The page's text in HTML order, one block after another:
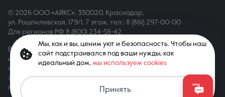
Связаться с агентом
© 2026 ООО «АЯКС», 350020, Краснодар,
ул. Рашпилевская, 179/1, 7 этаж, тел.: 8 (861) 297-00-00
Для регионов РФ 8 (800) 234-58-42
Вся информация, опубликованная на сайте, носит только
информационный характер и не является публичной офертой,
определяемой положениями ст. 437 ГК РФ. Все права
защищены. При копировании материалов с сайта
гиперссылка обязательна
Мы, как и вы, ценим уют и безопасность. Чтобы наш
сайт подстраивался под ваши нужды, как
идеальный дом, мы используем cookies
Принять